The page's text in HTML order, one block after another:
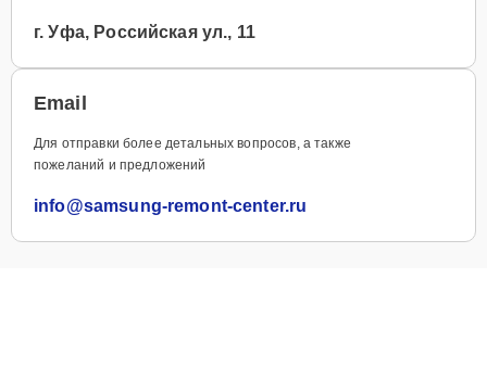
г. Уфа, Российская ул., 11
Email
Для отправки более детальных вопросов, а также
пожеланий и предложений
info@samsung-remont-center.ru